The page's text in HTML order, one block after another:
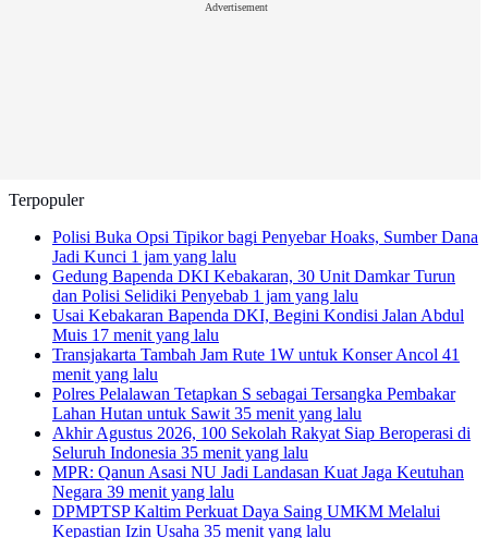
Advertisement
Terpopuler
Polisi Buka Opsi Tipikor bagi Penyebar Hoaks, Sumber Dana
Jadi Kunci 1 jam yang lalu
Gedung Bapenda DKI Kebakaran, 30 Unit Damkar Turun
dan Polisi Selidiki Penyebab 1 jam yang lalu
Usai Kebakaran Bapenda DKI, Begini Kondisi Jalan Abdul
Muis 17 menit yang lalu
Transjakarta Tambah Jam Rute 1W untuk Konser Ancol 41
menit yang lalu
Polres Pelalawan Tetapkan S sebagai Tersangka Pembakar
Lahan Hutan untuk Sawit 35 menit yang lalu
Akhir Agustus 2026, 100 Sekolah Rakyat Siap Beroperasi di
Seluruh Indonesia 35 menit yang lalu
MPR: Qanun Asasi NU Jadi Landasan Kuat Jaga Keutuhan
Negara 39 menit yang lalu
DPMPTSP Kaltim Perkuat Daya Saing UMKM Melalui
Kepastian Izin Usaha 35 menit yang lalu